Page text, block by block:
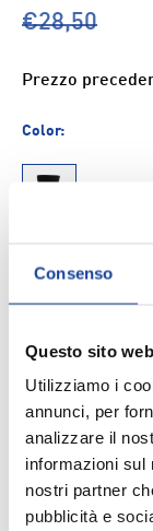
Consenso
Questo sito
Utilizziamo i
annunci, per
analizzare il
informazioni sul
nostri partner
pubblicità e
€28,50
Prezzo
Color:
-